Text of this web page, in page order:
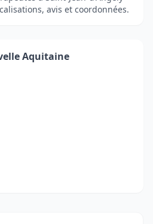
avis et coordonnées.
Aquitaine